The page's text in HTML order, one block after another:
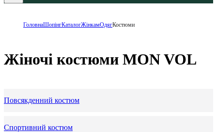
ГоловнаШопінгКаталогЖінкамОдягКостюми
Жіночі костюми MON VOL
Повсякденний костюм
Спортивний костюм